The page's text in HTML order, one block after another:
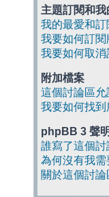
主題訂閱和我
我的最愛和訂
我要如何訂閱
我要如何取消
附加檔案
這個討論區允
我要如何找到
phpBB 3 聲明
誰寫了這個討
為何沒有我需
關於這個討